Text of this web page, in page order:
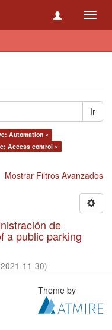
Ir
Automation ×
Access control ×
Mostrar Filtros Avanzados
de
a public parking
2021-11-30)
Theme by